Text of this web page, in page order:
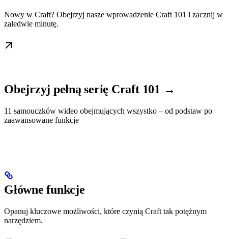
Nowy w Craft? Obejrzyj nasze wprowadzenie Craft 101 i zacznij w
zaledwie minutę.
Obejrzyj pełną serię Craft 101 →
11 samouczków wideo obejmujących wszystko – od podstaw po
zaawansowane funkcje
Główne funkcje
Opanuj kluczowe możliwości, które czynią Craft tak potężnym
narzędziem.